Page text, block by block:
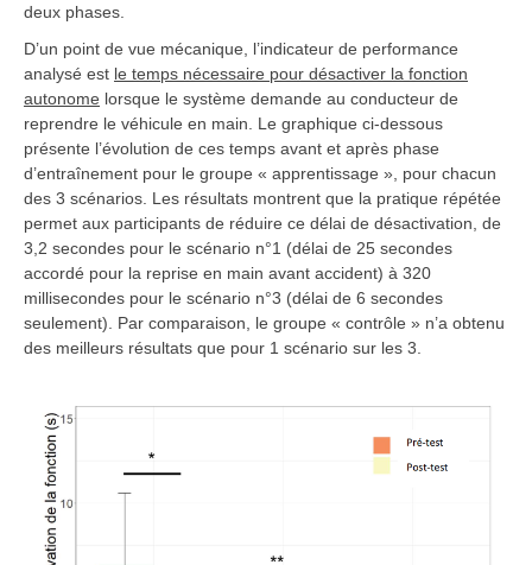
deux phases.
D’un point de vue mécanique, l’indicateur de performance
analysé est le temps nécessaire pour désactiver la fonction
autonome lorsque le système demande au conducteur de
reprendre le véhicule en main. Le graphique ci-dessous
présente l’évolution de ces temps avant et après phase
d’entraînement pour le groupe « apprentissage », pour chacun
des 3 scénarios. Les résultats montrent que la pratique répétée
permet aux participants de réduire ce délai de désactivation, de
3,2 secondes pour le scénario n°1 (délai de 25 secondes
accordé pour la reprise en main avant accident) à 320
millisecondes pour le scénario n°3 (délai de 6 secondes
seulement). Par comparaison, le groupe « contrôle » n’a obtenu
des meilleurs résultats que pour 1 scénario sur les 3.